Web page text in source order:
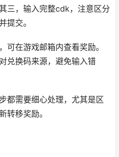
三，输入完整cdk，注意区分
提交。
可在游戏邮箱内查看奖励。
兑换码来源，避免输入错
都需要细心处理，尤其是区
转移奖励。